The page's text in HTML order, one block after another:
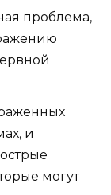
проблема,
и
могут